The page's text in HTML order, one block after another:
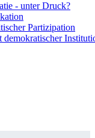
- unter Druck?
Partizipation